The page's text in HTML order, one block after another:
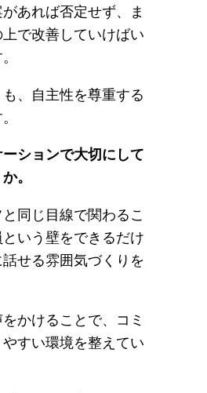
あれば否定せず、ま
で改善していけばい
、自主性を尊重する
ションで大切にして
。
同じ目線で関わるこ
いう壁をできるだけ
せる雰囲気づくりを
かけることで、コミ
すい環境を整えてい